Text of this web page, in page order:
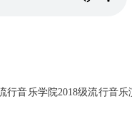
音乐学院2018级流行音乐